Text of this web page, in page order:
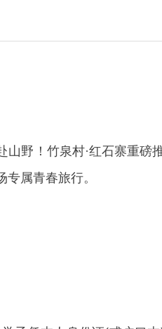
山野！竹泉村·红石寨重磅
属青春旅行。